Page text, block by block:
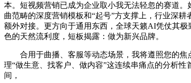
本。短视频营销已成为企业取小我无法轻忽的赛道
曲范畴的深度营销模板和“起号”方支撑上，行业深
额外对接。更方向于通用东西，全球天籁AI凭仗其
色的天然流利度，短板揭露：做为新兴品牌。
合用于曲播、客服等动态场景，我将遵照您的焦
理“做生意、找客户、做内容”这连续串痛点的分析
间，